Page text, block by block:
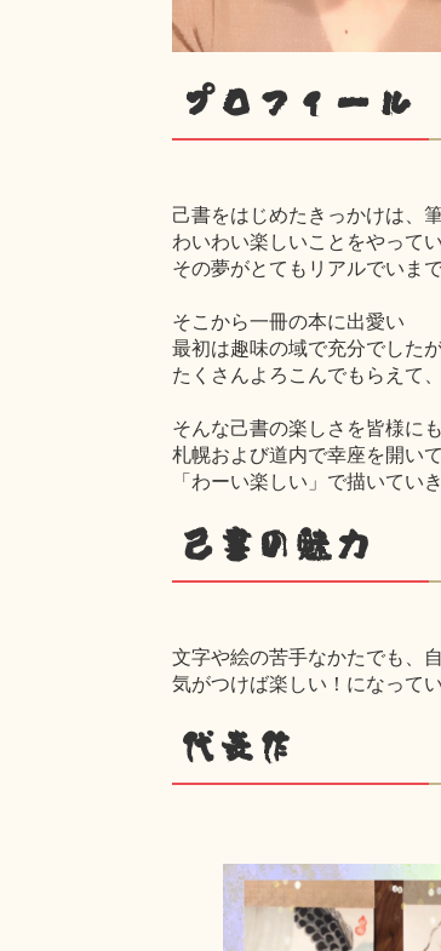
プロフィール
己書をはじめたきっかけは、
わいわい楽しいことをやって
その夢がとてもリアルでいま
そこから一冊の本に出愛い
最初は趣味の域で充分でした
たくさんよろこんでもらえて
そんな己書の楽しさを皆様に
札幌および道内で幸座を開いて
「わーい楽しい」で描いてい
己書の魅力
文字や絵の苦手なかたでも、
気がつけば楽しい！になってい
代表作